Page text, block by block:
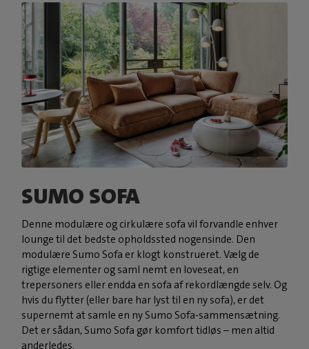
SUMO SOFA
Denne modulære og cirkulære sofa vil forvandle enhver
lounge til det bedste opholdssted nogensinde. Den
modulære Sumo Sofa er klogt konstrueret. Vælg de
rigtige elementer og saml nemt en loveseat, en
trepersoners eller endda en sofa af rekordlængde selv. Og
hvis du flytter (eller bare har lyst til en ny sofa), er det
supernemt at samle en ny Sumo Sofa-sammensætning.
Det er sådan, Sumo Sofa gør komfort tidløs – men altid
anderledes.